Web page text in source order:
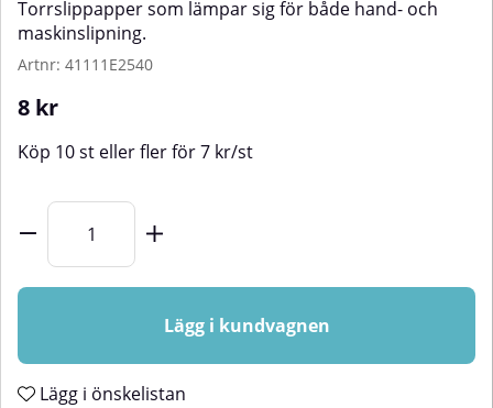
Torrslippapper som lämpar sig för både hand- och
maskinslipning.
Artnr: 41111E2540
8 kr
Köp 10 st eller fler för7 kr/st
Lägg i kundvagnen
Lägg i önskelistan